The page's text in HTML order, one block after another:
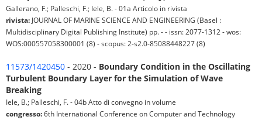
Gallerano, F.; Palleschi, F.; Iele, B. - 01a Articolo in rivista
rivista: JOURNAL OF MARINE SCIENCE AND ENGINEERING (Basel :
Multidisciplinary Digital Publishing Institute) pp. - - issn: 2077-1312 - wos:
WOS:000557058300001 (8) - scopus: 2-s2.0-85088448227 (8)
11573/1420450 - 2020 - Boundary Condition in the Oscillating
Turbulent Boundary Layer for the Simulation of Wave
Breaking
Iele, B.; Palleschi, F. - 04b Atto di convegno in volume
congresso:6th International Conference on Computer and Technology